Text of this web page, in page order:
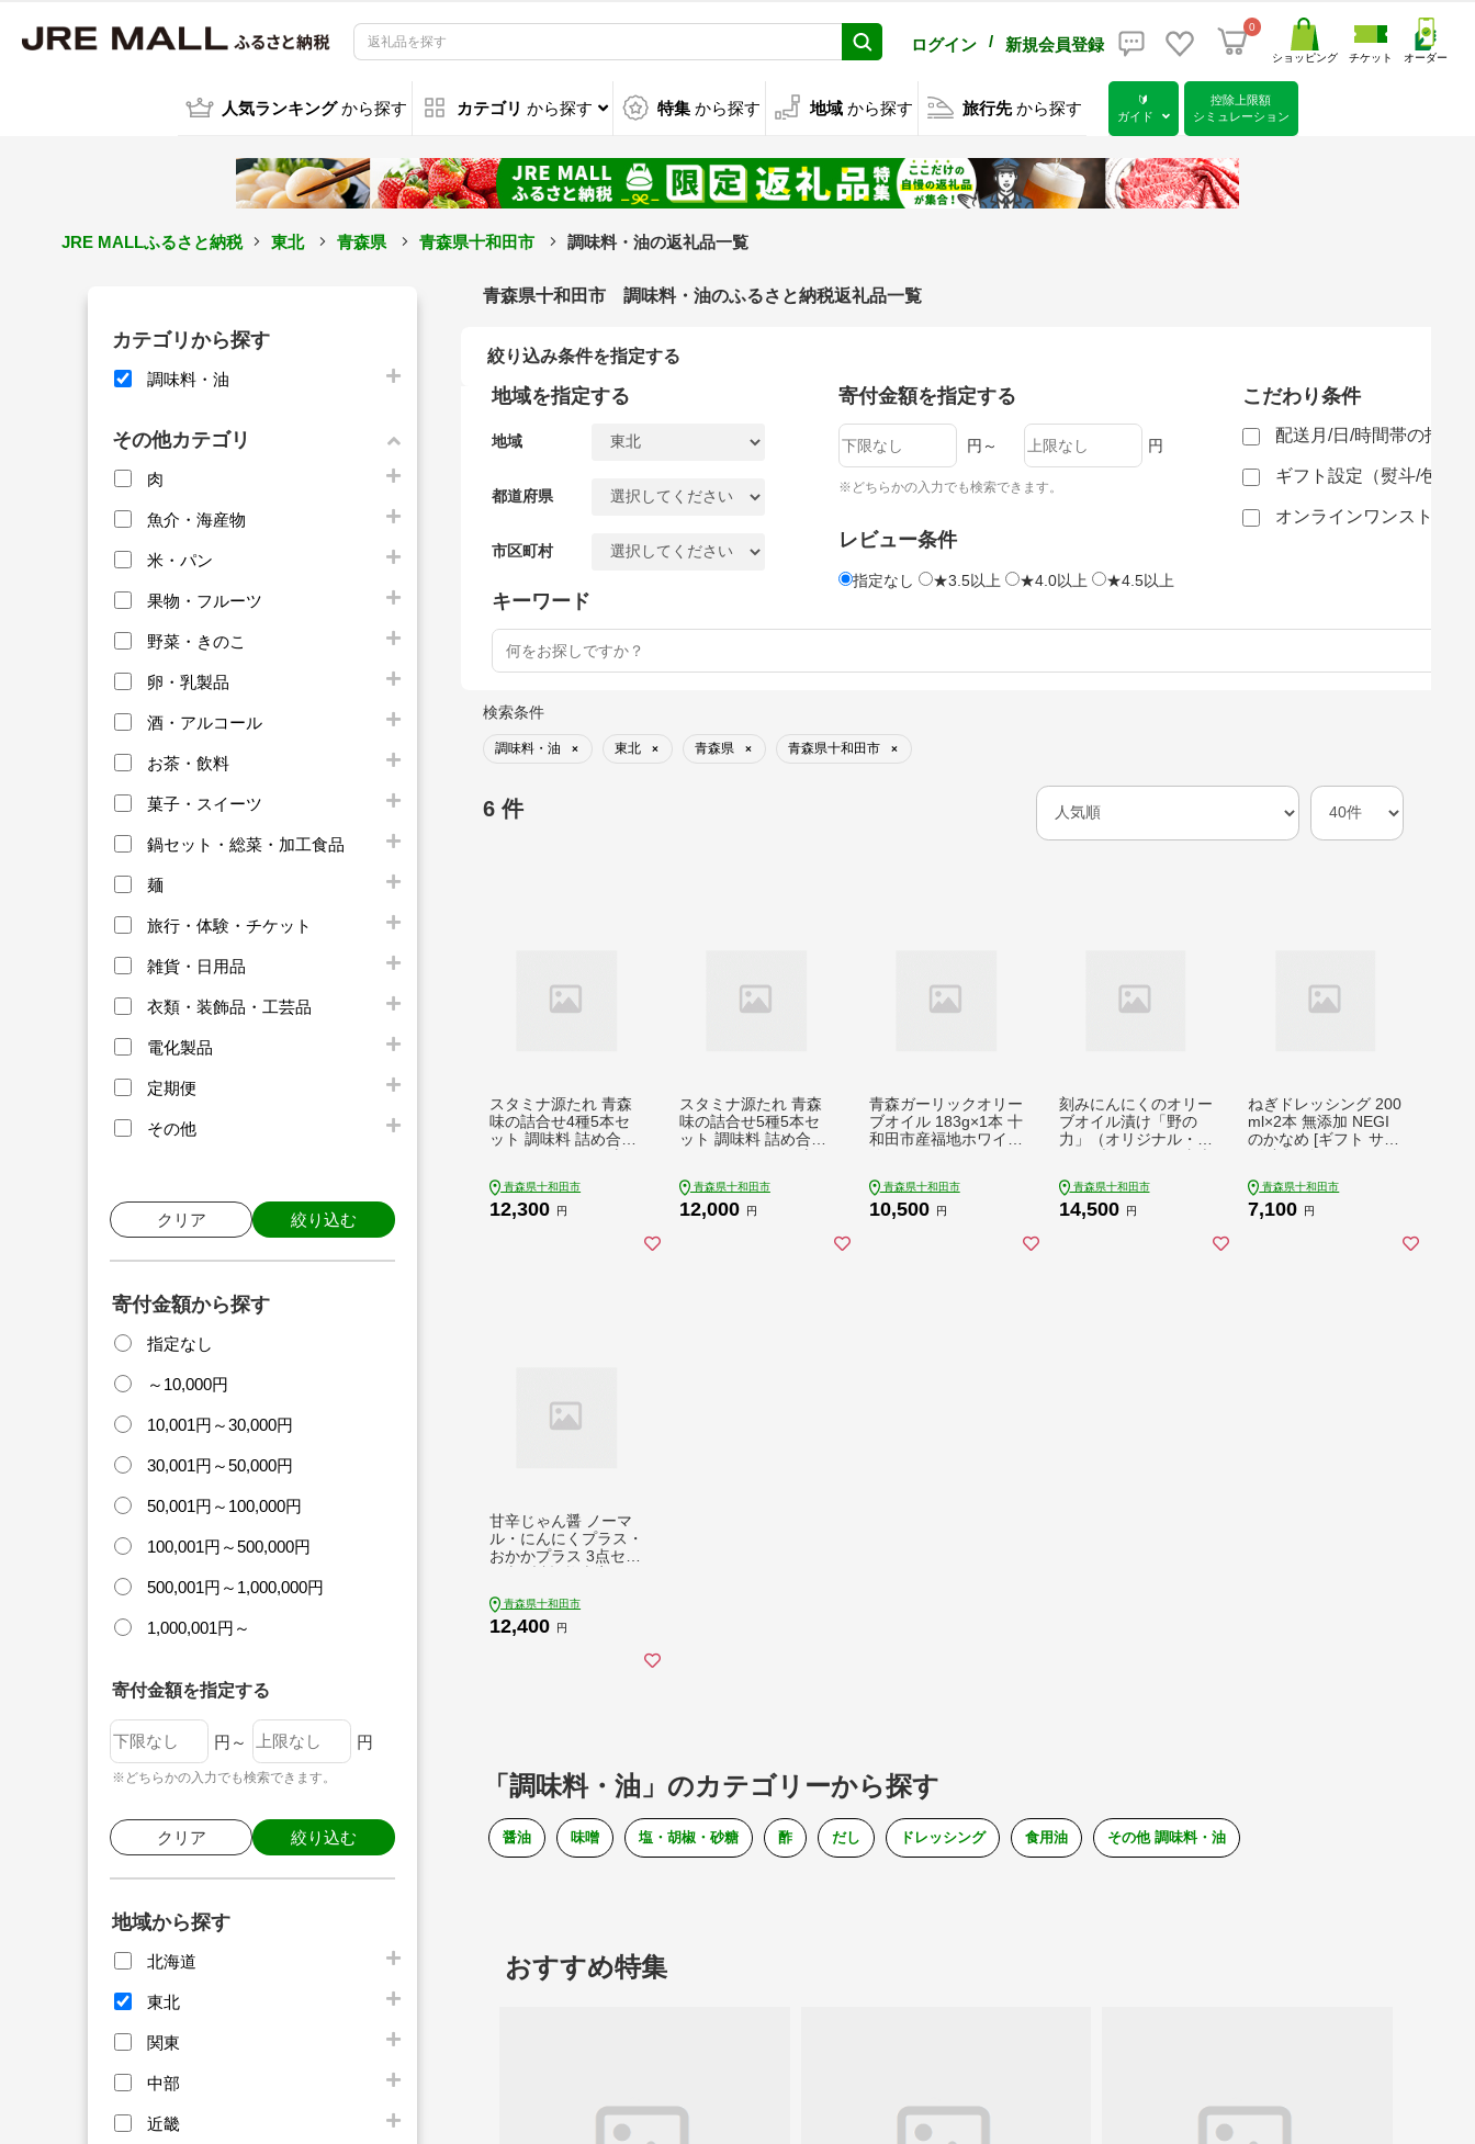
ログイン / 新規会員登録
0
ショッピング チケット オーダー
人気ランキング から探す カテゴリ から探す 特集 から探す 地域 から探す 旅行先 から探す
🔰
ガイド
控除上限額
シミュレーション
JRE MALLふるさと納税 東北 青森県 青森県十和田市 調味料・油の返礼品一覧
カテゴリから探す
調味料・油
その他カテゴリ
肉
魚介・海産物
米・パン
果物・フルーツ
野菜・きのこ
卵・乳製品
酒・アルコール
お茶・飲料
菓子・スイーツ
鍋セット・総菜・加工食品
麺
旅行・体験・チケット
雑貨・日用品
衣類・装飾品・工芸品
電化製品
定期便
その他
クリア 絞り込む
寄付金額から探す
指定なし
～10,000円
10,001円～30,000円
30,001円～50,000円
50,001円～100,000円
100,001円～500,000円
500,001円～1,000,000円
1,000,001円～
寄付金額を指定する
円～ 円
※どちらかの入力でも検索できます。
クリア 絞り込む
地域から探す
北海道
東北
関東
中部
近畿
青森県十和田市 調味料・油のふるさと納税返礼品一覧
絞り込み条件を指定する
地域を指定する
地域
都道府県
市区町村
寄付金額を指定する
円～ 円
※どちらかの入力でも検索できます。
レビュー条件
指定なし ★3.5以上 ★4.0以上 ★4.5以上
こだわり条件
配送月/日/時間帯の指定
ギフト設定（熨斗/包装
オンラインワンストップ
キーワード
検索条件
調味料・油 × 東北 × 青森県 × 青森県十和田市 ×
6 件
スタミナ源たれ 青森
味の詰合せ4種5本セ
ット 調味料 詰め合わ
青森県十和田市
12,300 円
スタミナ源たれ 青森
味の詰合せ5種5本セ
ット 調味料 詰め合わ
塩焼きのたれ]
青森県十和田市
12,000 円
青森ガーリックオリー
ブオイル 183g×1本 十
和田市産福地ホワイト
和田市]
青森県十和田市
10,500 円
刻みにんにくのオリー
ブオイル漬け「野の
力」（オリジナル・ご
イル 各1セット 十和
田市産にんにく使用
青森県十和田市
14,500 円
ねぎドレッシング 200
ml×2本 無添加 NEGI
のかなめ [ギフト サラ
青森県十和田市
7,100 円
甘辛じゃん醤 ノーマ
ル・にんにくプラス・
おかかプラス 3点セッ
青森県十和田市
12,400 円
「調味料・油」のカテゴリーから探す
醤油 味噌 塩・胡椒・砂糖 酢 だし ドレッシング 食用油 その他 調味料・油
おすすめ特集